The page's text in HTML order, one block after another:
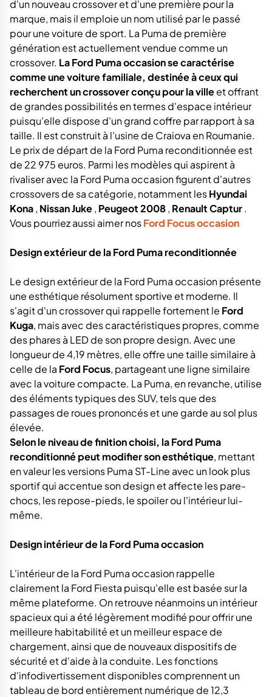
d'un nouveau crossover et d'une première pour la
marque, mais il emploie un nom utilisé par le passé
pour une voiture de sport. La Puma de première
génération est actuellement vendue comme un
crossover. La Ford Puma occasion se caractérise
comme une voiture familiale, destinée à ceux qui
recherchent un crossover conçu pour la villeet offrant
de grandes possibilités en termes d'espace intérieur
puisqu'elle dispose d'un grand coffre par rapport à sa
taille. Il est construit à l'usine de Craiova en Roumanie.
Le prix de départ de la Ford Puma reconditionnée est
de 22 975 euros. Parmi les modèles qui aspirent à
rivaliser avec la Ford Puma occasion figurent d'autres
crossovers de sa catégorie, notamment lesHyundai
Kona, Nissan Juke, Peugeot 2008, Renault Captur.
Vous pourriez aussi aimer nosFord Focus occasion
Design extérieur de la Ford Puma reconditionnée
Le design extérieur de la Ford Puma occasion présente
une esthétique résolument sportive et moderne. Il
s'agit d'un crossover qui rappelle fortement le Ford
Kuga, mais avec des caractéristiques propres, comme
des phares à LED de son propre design. Avec une
longueur de 4,19 mètres, elle offre une taille similaire à
celle de la Ford Focus, partageant une ligne similaire
avec la voiture compacte. La Puma, en revanche, utilise
des éléments typiques des SUV, tels que des
passages de roues prononcés et une garde au sol plus
élevée.
Selon le niveau de finition choisi, la Ford Puma
reconditionné peut modifier son esthétique, mettant
en valeur les versions Puma ST-Line avec un look plus
sportif qui accentue son design et affecte les pare-
chocs, les repose-pieds, le spoiler ou l'intérieur lui-
même.
Design intérieur de la Ford Puma occasion
L'intérieur de la Ford Puma occasion rappelle
clairement la Ford Fiesta puisqu'elle est basée sur la
même plateforme. On retrouve néanmoins un intérieur
spacieux qui a été légèrement modifié pour offrir une
meilleure habitabilité et un meilleur espace de
chargement, ainsi que de nouveaux dispositifs de
sécurité et d'aide à la conduite. Les fonctions
d'infodivertissement disponibles comprennent un
tableau de bord entièrement numérique de 12,3